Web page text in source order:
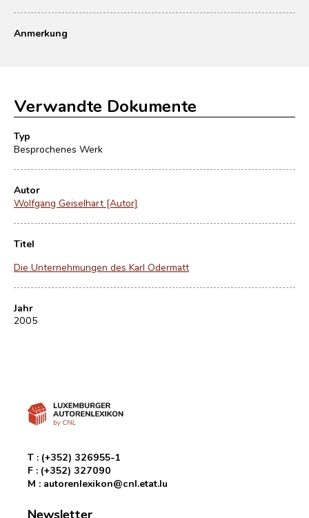
Anmerkung
Verwandte Dokumente
Typ
Besprochenes Werk
Autor
Wolfgang Geiselhart [Autor]
Titel
Die Unternehmungen des Karl Odermatt
Jahr
2005
T : (+352) 326955-1
F : (+352) 327090
M : autorenlexikon@cnl.etat.lu
Newsletter